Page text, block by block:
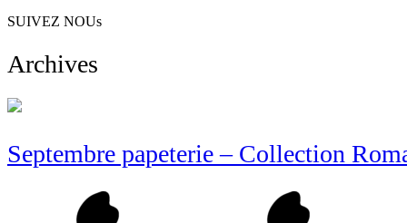
SUIVEZ NOUs
Archives
Septembre papeterie – Collection